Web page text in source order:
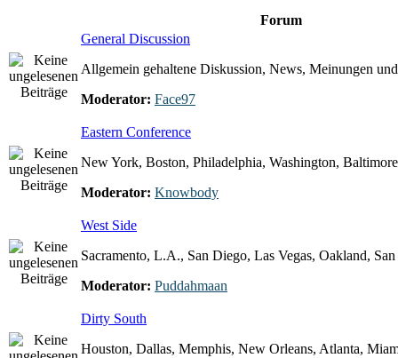
Forum
General Discussion
Allgemein gehaltene Diskussion, News, Meinungen
Moderator: Face97
Eastern Conference
New York, Boston, Philadelphia, Washington,
Moderator: Knowbody
West Side
Sacramento, L.A., San Diego, Las Vegas, Oakland,
Moderator: Puddahmaan
Dirty South
Houston, Dallas, Memphis, New Orleans, Atlanta,